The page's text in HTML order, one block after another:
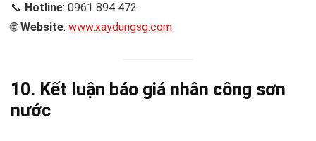
📞 Hotline: 0961 894 472
🌐Website: www.xaydungsg.com
10. Kết luận báo giá nhân công sơn
nước